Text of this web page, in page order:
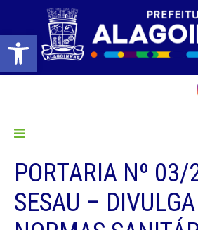
Barra de Ferramentas Aberta
PORTARIA Nº 03/
SESAU –